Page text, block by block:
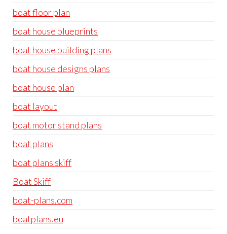
boat floor plan
boat house blueprints
boat house building plans
boat house designs plans
boat house plan
boat layout
boat motor stand plans
boat plans
boat plans skiff
Boat Skiff
boat-plans.com
boatplans.eu